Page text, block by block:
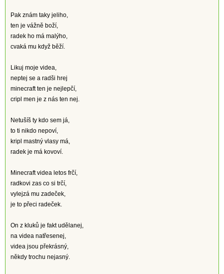
Pak znám taky jeliho,
ten je vážně boží,
radek ho má malýho,
cvaká mu když běží.
Likuj moje videa,
neptej se a radši hrej
minecraft ten je nejlepčí,
cripl men je z nás ten nej.
Netušíš ty kdo sem já,
to ti nikdo nepoví,
kripl mastný vlasy má,
radek je má kovoví.
Minecraft videa letos frčí,
radkovi zas co si trčí,
vylejzá mu zadeček,
je to přeci radeček.
On z kluků je fakt udělanej,
na videa natřesenej,
videa jsou překrásný,
někdy trochu nejasný.